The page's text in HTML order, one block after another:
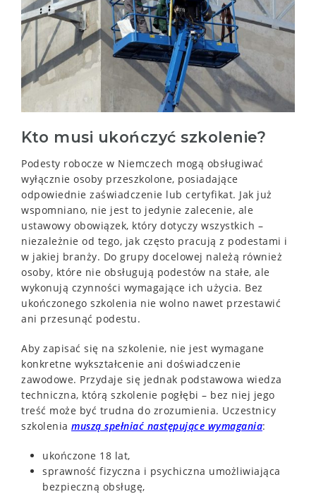
Kto musi ukończyć szkolenie?
Podesty robocze w Niemczech mogą obsługiwać
wyłącznie osoby przeszkolone, posiadające
odpowiednie zaświadczenie lub certyfikat. Jak już
wspomniano, nie jest to jedynie zalecenie, ale
ustawowy obowiązek, który dotyczy wszystkich –
niezależnie od tego, jak często pracują z podestami i
w jakiej branży. Do grupy docelowej należą również
osoby, które nie obsługują podestów na stałe, ale
wykonują czynności wymagające ich użycia. Bez
ukończonego szkolenia nie wolno nawet przestawić
ani przesunąć podestu.
Aby zapisać się na szkolenie, nie jest wymagane
konkretne wykształcenie ani doświadczenie
zawodowe. Przydaje się jednak podstawowa wiedza
techniczna, którą szkolenie pogłębi – bez niej jego
treść może być trudna do zrozumienia. Uczestnicy
szkolenia muszą spełniać następujące wymagania:
ukończone 18 lat,
sprawność fizyczna i psychiczna umożliwiająca
bezpieczną obsługę,